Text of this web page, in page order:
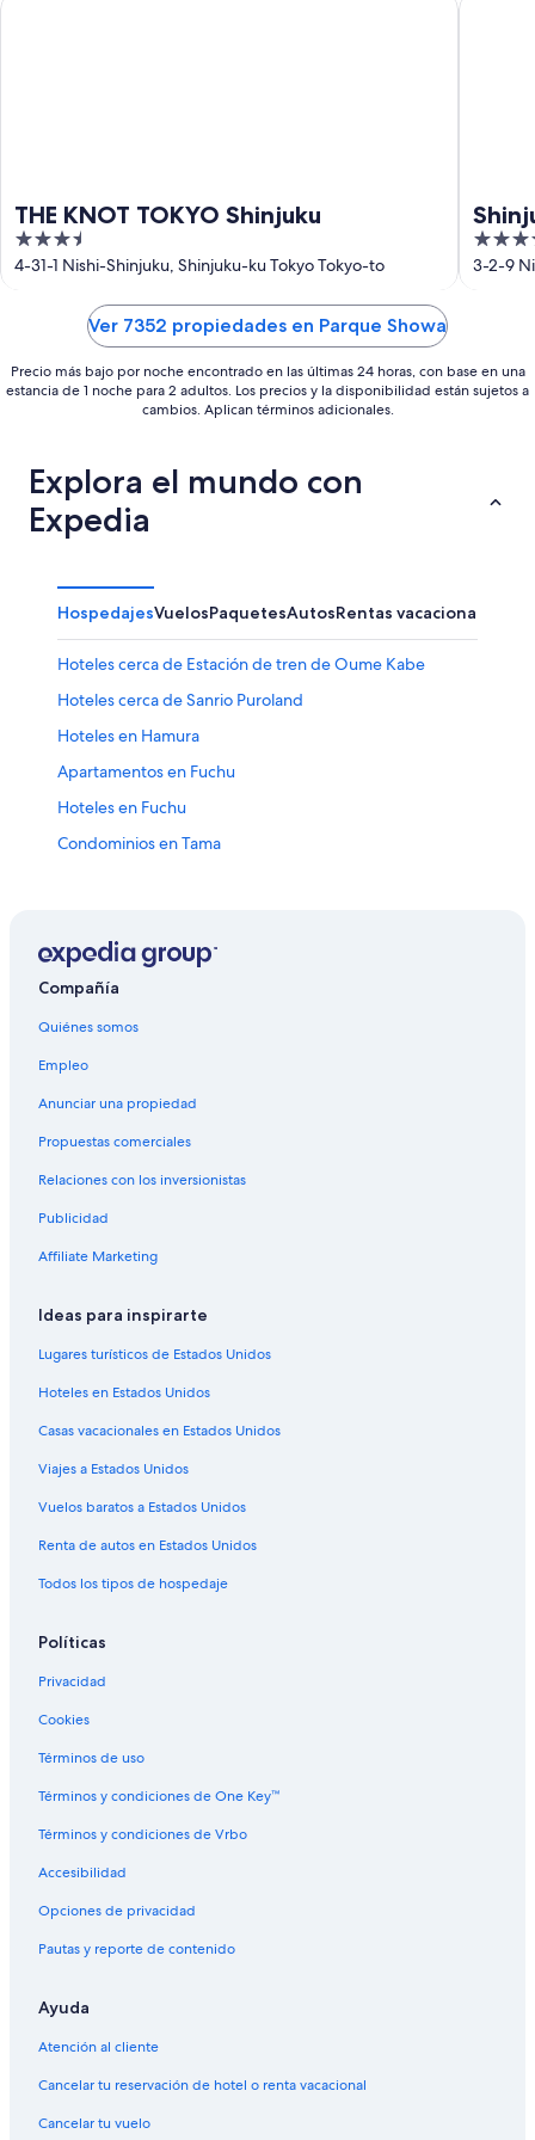
THE KNOT TOKYO Shinjuku
3.5
out
4-31-1 Nishi-Shinjuku, Shinjuku-ku Tokyo Tokyo-to
4
out
3-2-9
Ver 7352 propiedades en Parque Showa
Precio más bajo por noche encontrado en las últimas 24 horas, con base en una
estancia de 1 noche para 2 adultos. Los precios y la disponibilidad están sujetos a
cambios. Aplican términos adicionales.
Explora el mundo con
Expedia
HospedajesVuelosPaquetesAutosRentas vacacionales
Hoteles cerca de Estación de tren de Oume Kabe
Hoteles cerca de Sanrio Puroland
Hoteles en Hamura
Apartamentos en Fuchu
Hoteles en Fuchu
Condominios en Tama
Apartamentos en Estación de metro de Otsuka-Teikyo-
Daigaku
Hoteles Cápsula en Hachioji
Hoteles para ir de compras en Hachioji
Hoteles baratos en Hachioji
Hoteles en Hachioji
Hoteles 3 estrellas en Hino
Apartamentos en Fussa
Apartamentos en Akishima
Apart-Hoteles en Tokyo Occidental
Campings en Tokyo Occidental
Casas vacacionales en Tokyo Occidental
Apartamentos en Tokyo Occidental
Ranchos en Tokyo Occidental
Hostales en Tokyo Occidental
Apart-Hoteles en Tokyo Occidental
Hoteles con concierge en Tokyo Occidental
Hoteles con spa en Tokyo Occidental
Hoteles para ir de compras en Tokyo Occidental
Hoteles baratos en Tokyo Occidental
Hoteles boutique en Tokyo Occidental
Hoteles con aguas termales en Tokyo Occidental
Hoteles gay friendly en Tokyo Occidental
Hoteles en Tokyo Occidental
Ryokans en Tokyo Occidental
Hostales en Kokubunji
Hoteles en Higashikurume
Hostales en Estación de tren Yaho
Compañía
Quiénes somos
Empleo
Anunciar una propiedad
Propuestas comerciales
Relaciones con los inversionistas
Publicidad
Affiliate Marketing
Ideas para inspirarte
Lugares turísticos de Estados Unidos
Hoteles en Estados Unidos
Casas vacacionales en Estados Unidos
Viajes a Estados Unidos
Vuelos baratos a Estados Unidos
Renta de autos en Estados Unidos
Todos los tipos de hospedaje
Políticas
Privacidad
Cookies
Términos de uso
Términos y condiciones de One Key™
Términos y condiciones de Vrbo
Accesibilidad
Opciones de privacidad
Pautas y reporte de contenido
Ayuda
Atención al cliente
Cancelar tu reservación de hotel o renta vacacional
Cancelar tu vuelo